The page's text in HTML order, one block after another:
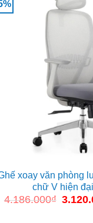
xoay văn phòng
chữ V hiện
4.186.000₫ Giá